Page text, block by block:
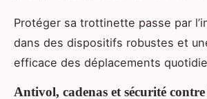
Protéger sa trottinette passe par
dans des dispositifs robustes et
efficace des déplacements
Antivol, cadenas et sécurité